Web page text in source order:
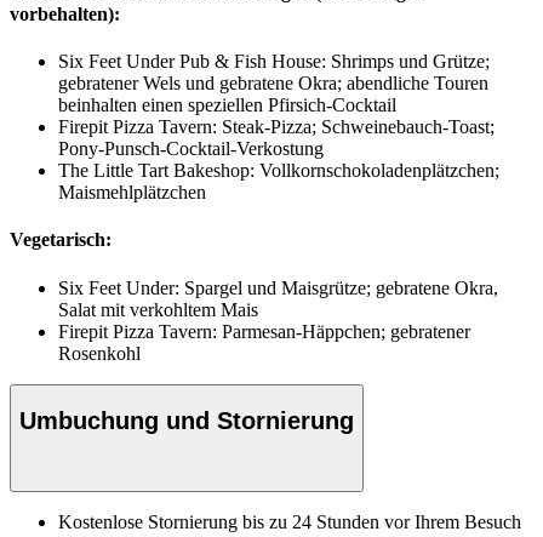
vorbehalten):
Six Feet Under Pub & Fish House: Shrimps und Grütze;
gebratener Wels und gebratene Okra; abendliche Touren
beinhalten einen speziellen Pfirsich-Cocktail
Firepit Pizza Tavern: Steak-Pizza; Schweinebauch-Toast;
Pony-Punsch-Cocktail-Verkostung
The Little Tart Bakeshop: Vollkornschokoladenplätzchen;
Maismehlplätzchen
Vegetarisch:
Six Feet Under: Spargel und Maisgrütze; gebratene Okra,
Salat mit verkohltem Mais
Firepit Pizza Tavern: Parmesan-Häppchen; gebratener
Rosenkohl
Umbuchung und Stornierung
Kostenlose Stornierung bis zu 24 Stunden vor Ihrem Besuch